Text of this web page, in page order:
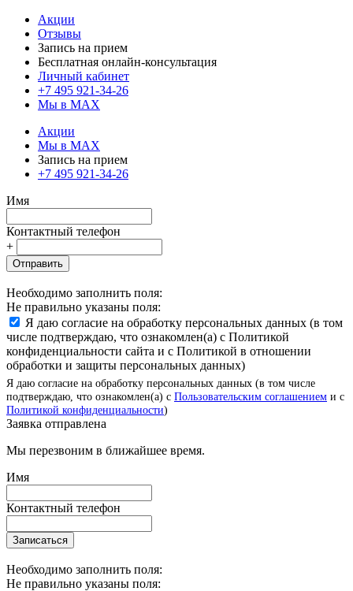
Акции
Отзывы
Запись на прием
Бесплатная онлайн-консультация
Личный кабинет
+7 495 921-34-26
Мы в MAX
Акции
Мы в MAX
Запись на прием
+7 495 921-34-26
Имя
Контактный телефон
+
Отправить
Необходимо заполнить поля:
Не правильно указаны поля:
Я даю согласие на обработку персональных данных (в том
числе подтверждаю, что ознакомлен(а) с Политикой
конфиденциальности сайта и с Политикой в отношении
обработки и защиты персональных данных)
Я даю согласие на обработку персональных данных (в том числе
подтверждаю, что ознакомлен(а) с Пользовательским соглашением и с
Политикой конфиденциальности)
Заявка отправлена
Мы перезвоним в ближайшее время.
Имя
Контактный телефон
Записаться
Необходимо заполнить поля:
Не правильно указаны поля: